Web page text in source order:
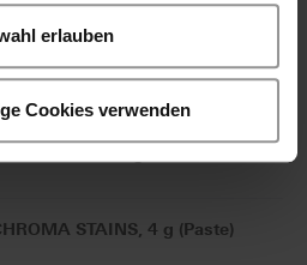
erlauben
Cookies verwenden
STAINS, 4 g (Paste)